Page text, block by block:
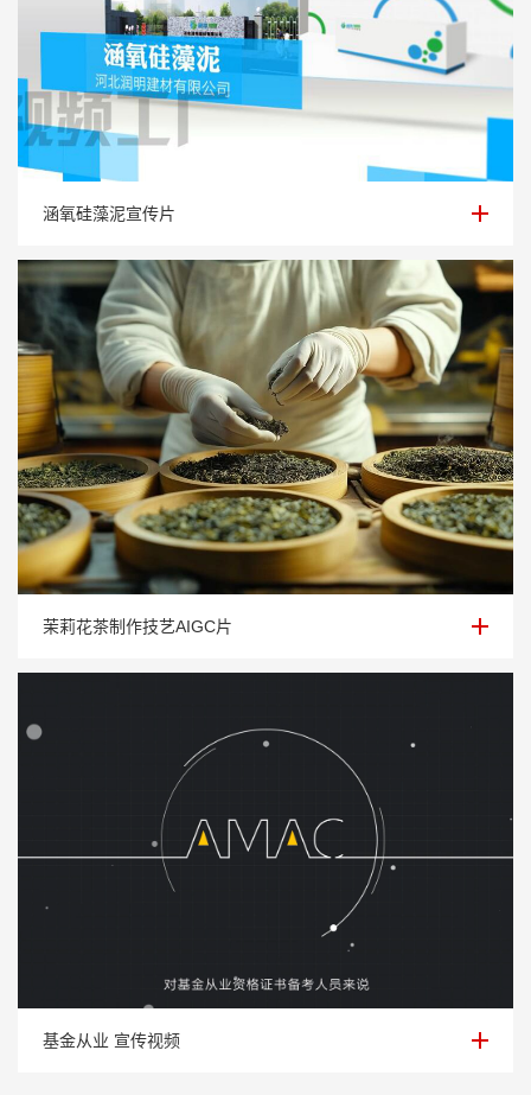
涵氧硅藻泥宣传片
涵氧硅藻泥宣传片
茉莉花茶制作技艺AIGC片
茉莉花茶制作技艺AIGC片
基金从业 宣传视频
基金从业 宣传视频